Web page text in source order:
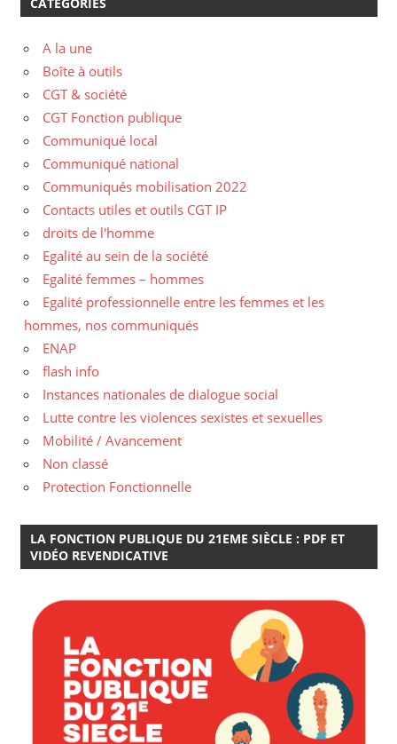
A la une
Boîte à outils
CGT & société
CGT Fonction publique
Communiqué local
Communiqué national
Communiqués mobilisation 2022
Contacts utiles et outils CGT IP
droits de l'homme
Egalité au sein de la société
Egalité femmes – hommes
Egalité professionnelle entre les femmes et les
hommes, nos communiqués
ENAP
flash info
Instances nationales de dialogue social
Lutte contre les violences sexistes et sexuelles
Mobilité / Avancement
Non classé
Protection Fonctionnelle
LA FONCTION PUBLIQUE DU 21EME SIÈCLE : PDF ET
VIDÉO REVENDICATIVE